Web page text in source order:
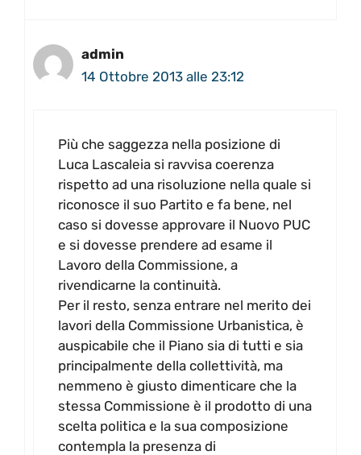
admin
14 Ottobre 2013 alle 23:12
Più che saggezza nella posizione di
Luca Lascaleia si ravvisa coerenza
rispetto ad una risoluzione nella quale si
riconosce il suo Partito e fa bene, nel
caso si dovesse approvare il Nuovo PUC
e si dovesse prendere ad esame il
Lavoro della Commissione, a
rivendicarne la continuità.
Per il resto, senza entrare nel merito dei
lavori della Commissione Urbanistica, è
auspicabile che il Piano sia di tutti e sia
principalmente della collettività, ma
nemmeno è giusto dimenticare che la
stessa Commissione è il prodotto di una
scelta politica e la sua composizione
contempla la presenza di